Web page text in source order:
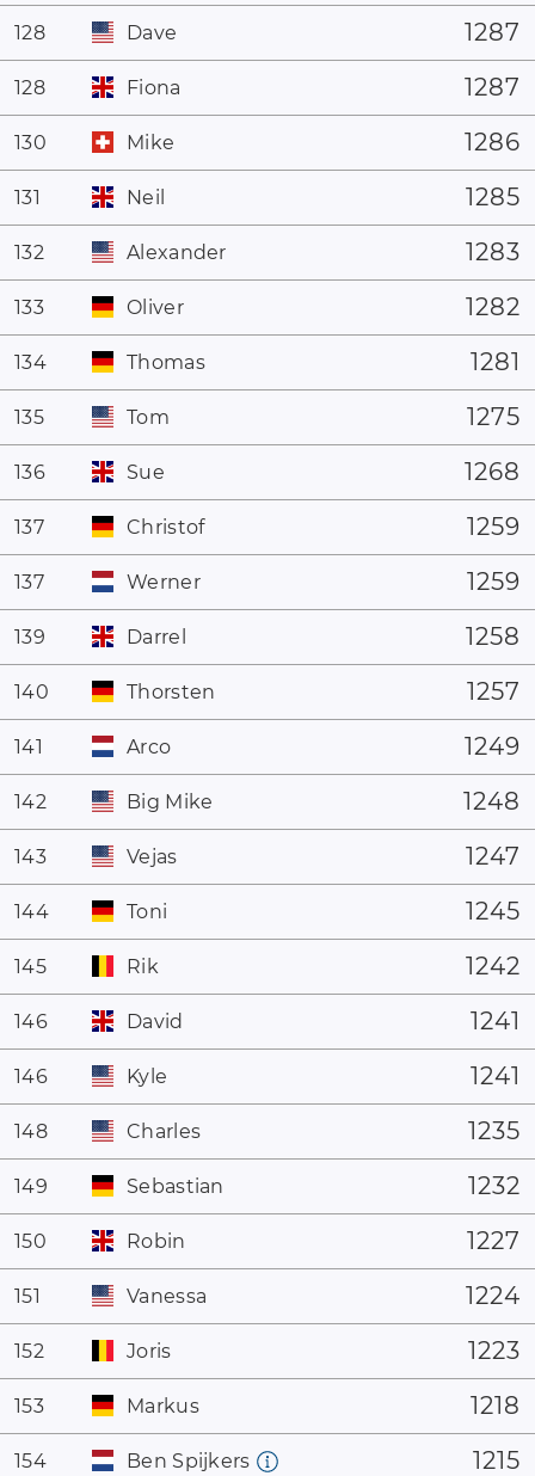
128 Dave 1287
128 Fiona 1287
130 Mike 1286
131 Neil 1285
132 Alexander 1283
133 Oliver 1282
134 Thomas 1281
135 Tom 1275
136 Sue 1268
137 Christof 1259
137 Werner 1259
139 Darrel 1258
140 Thorsten 1257
141 Arco 1249
142 Big Mike 1248
143 Vejas 1247
144 Toni 1245
145 Rik 1242
146 David 1241
146 Kyle 1241
148 Charles 1235
149 Sebastian 1232
150 Robin 1227
151 Vanessa 1224
152 Joris 1223
153 Markus 1218
154 Ben Spijkers 1215